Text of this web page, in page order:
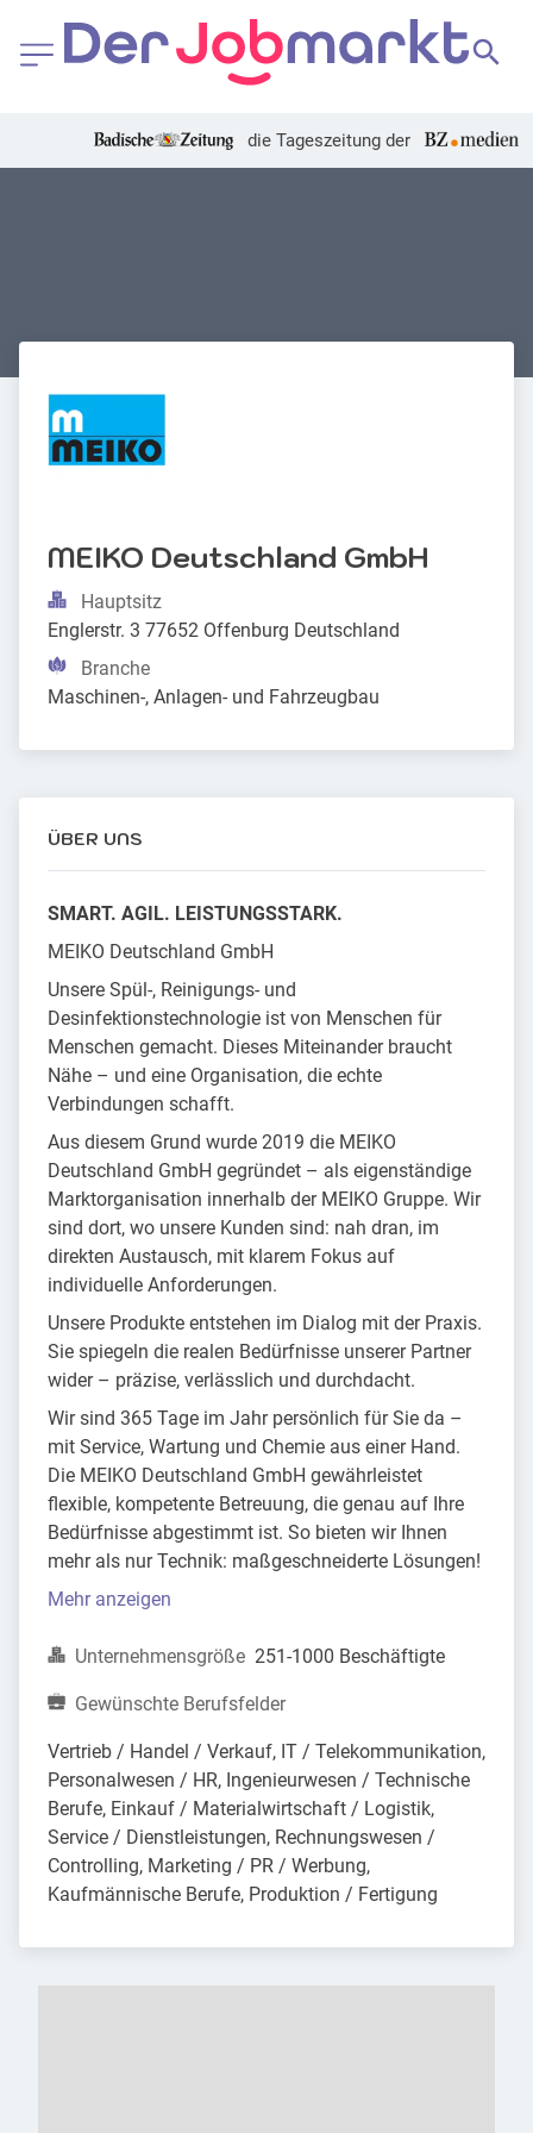
die Tageszeitung der
MEIKO Deutschland GmbH
Hauptsitz
Englerstr. 3 77652 Offenburg Deutschland
Branche
Maschinen-, Anlagen- und Fahrzeugbau
ÜBER UNS
SMART. AGIL. LEISTUNGSSTARK.
MEIKO Deutschland GmbH
Unsere Spül-, Reinigungs- und
Desinfektionstechnologie ist von Menschen für
Menschen gemacht. Dieses Miteinander braucht
Nähe – und eine Organisation, die echte
Verbindungen schafft.
Aus diesem Grund wurde 2019 die MEIKO
Deutschland GmbH gegründet – als eigenständige
Marktorganisation innerhalb der MEIKO Gruppe. Wir
sind dort, wo unsere Kunden sind: nah dran, im
direkten Austausch, mit klarem Fokus auf
individuelle Anforderungen.
Unsere Produkte entstehen im Dialog mit der Praxis.
Sie spiegeln die realen Bedürfnisse unserer Partner
wider – präzise, verlässlich und durchdacht.
Wir sind 365 Tage im Jahr persönlich für Sie da –
mit Service, Wartung und Chemie aus einer Hand.
Die MEIKO Deutschland GmbH gewährleistet
flexible, kompetente Betreuung, die genau auf Ihre
Bedürfnisse abgestimmt ist. So bieten wir Ihnen
mehr als nur Technik: maßgeschneiderte Lösungen!
Mehr anzeigen
Unternehmensgröße 251-1000 Beschäftigte
Gewünschte Berufsfelder
Vertrieb / Handel / Verkauf, IT / Telekommunikation,
Personalwesen / HR, Ingenieurwesen / Technische
Berufe, Einkauf / Materialwirtschaft / Logistik,
Service / Dienstleistungen, Rechnungswesen /
Controlling, Marketing / PR / Werbung,
Kaufmännische Berufe, Produktion / Fertigung